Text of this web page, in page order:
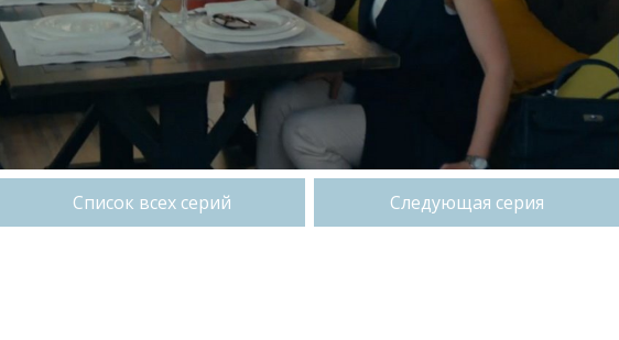
Список всех серий Следующая серия